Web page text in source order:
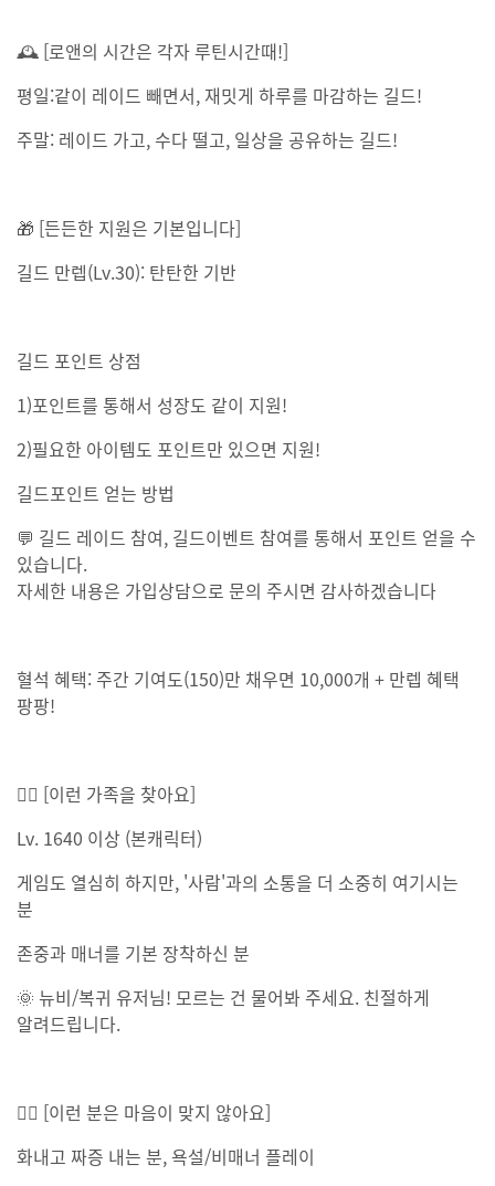
🕰 [로앤의 시간은 각자 루틴시간때!]
평일:같이 레이드 빼면서, 재밋게 하루를 마감하는 길드!
주말: 레이드 가고, 수다 떨고, 일상을 공유하는 길드!
🎁 [든든한 지원은 기본입니다]
길드 만렙(Lv.30): 탄탄한 기반
길드 포인트 상점
1)포인트를 통해서 성장도 같이 지원!
2)필요한 아이템도 포인트만 있으면 지원!
길드포인트 얻는 방법
💬 길드 레이드 참여, 길드이벤트 참여를 통해서 포인트 얻을 수
있습니다.
자세한 내용은 가입상담으로 문의 주시면 감사하겠습니다
혈석 혜택: 주간 기여도(150)만 채우면 10,000개 + 만렙 혜택
팡팡!
🙋‍♀ [이런 가족을 찾아요]
Lv. 1640 이상 (본캐릭터)
게임도 열심히 하지만, '사람'과의 소통을 더 소중히 여기시는
분
존중과 매너를 기본 장착하신 분
🌞 뉴비/복귀 유저님! 모르는 건 물어봐 주세요. 친절하게
알려드립니다.
🙅‍♂ [이런 분은 마음이 맞지 않아요]
화내고 짜증 내는 분, 욕설/비매너 플레이